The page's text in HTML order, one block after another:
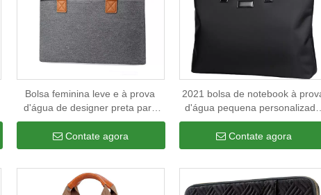
Bolsa feminina leve e à prova
d'água de designer preta para
laptop
Contate agora
2021 bolsa de notebook à
d'água pequena personalizada
barata de 13 polegadas bolsa
manga para laptop bolsas para
laptop
Contate agora